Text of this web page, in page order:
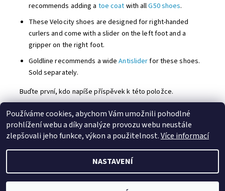
recommends adding a toe coat with allG50 shoes.
These Velocity shoes are designed for right-handed
curlers and come with a slider on the left foot and a
gripper on the right foot.
Goldline recommends a wide Antisliderfor these shoes.
Sold separately.
Buďte první, kdo napíše příspěvek k této položce.
Centrum Třešňovka
2026 © Curling shop, všechna práva vyhrazena
Používáme cookies, abychom Vám umožnili pohodlné
prohlížení webu a díky analýze provozu webu neustále
zlepšovali jeho funkce, výkon a použitelnost.Více informací
NASTAVENÍ